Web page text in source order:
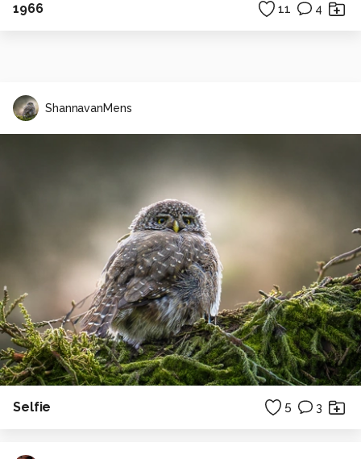
1966 11 4
ShannavanMens
Selfie 5 3